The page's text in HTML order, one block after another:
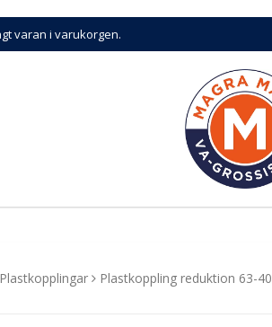
varan i varukorgen.
Plastkopplingar Plastkoppling reduktion 63-40